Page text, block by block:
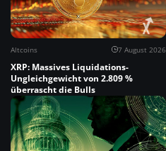
Altcoins 7 August 2026
XRP: Massives Liquidations-
Ungleichgewicht von 2.809 %
überrascht die Bulls